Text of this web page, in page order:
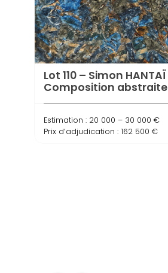
Lot 110 – Simon HANTAÏ
Composition abstraite
Estimation : 20 000 – 30 000 €
Prix d’adjudication : 162 500 €